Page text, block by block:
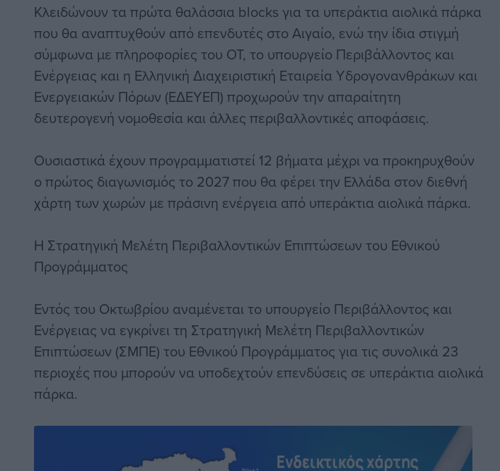
Κλειδώνουν τα πρώτα θαλάσσια blocks για τα υπεράκτια αιολικά πάρκα
που θα αναπτυχθούν από επενδυτές στο Αιγαίο, ενώ την ίδια στιγμή
σύμφωνα με πληροφορίες του ΟΤ, το υπουργείο Περιβάλλοντος και
Ενέργειας και η Ελληνική Διαχειριστική Εταιρεία Υδρογονανθράκων και
Ενεργειακών Πόρων (ΕΔΕΥΕΠ) προχωρούν την απαραίτητη
δευτερογενή νομοθεσία και άλλες περιβαλλοντικές αποφάσεις.
Ουσιαστικά έχουν προγραμματιστεί 12 βήματα μέχρι να προκηρυχθούν
ο πρώτος διαγωνισμός το 2027 που θα φέρει την Ελλάδα στον διεθνή
χάρτη των χωρών με πράσινη ενέργεια από υπεράκτια αιολικά πάρκα.
Η Στρατηγική Μελέτη Περιβαλλοντικών Επιπτώσεων του Εθνικού
Προγράμματος
Εντός του Οκτωβρίου αναμένεται το υπουργείο Περιβάλλοντος και
Ενέργειας να εγκρίνει τη Στρατηγική Μελέτη Περιβαλλοντικών
Επιπτώσεων (ΣΜΠΕ) του Εθνικού Προγράμματος για τις συνολικά 23
περιοχές που μπορούν να υποδεχτούν επενδύσεις σε υπεράκτια αιολικά
πάρκα.